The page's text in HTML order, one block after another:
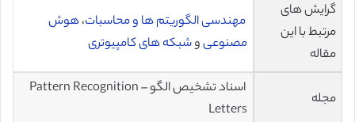
گرایش های
مرتبط با این
مقاله
مهندسی الگوریتم ها و محاسبات،هوش
مصنوعیوشبکه های کامپیوتری
مجله
اسناد تشخیص الگو – Pattern Recognition
Letters